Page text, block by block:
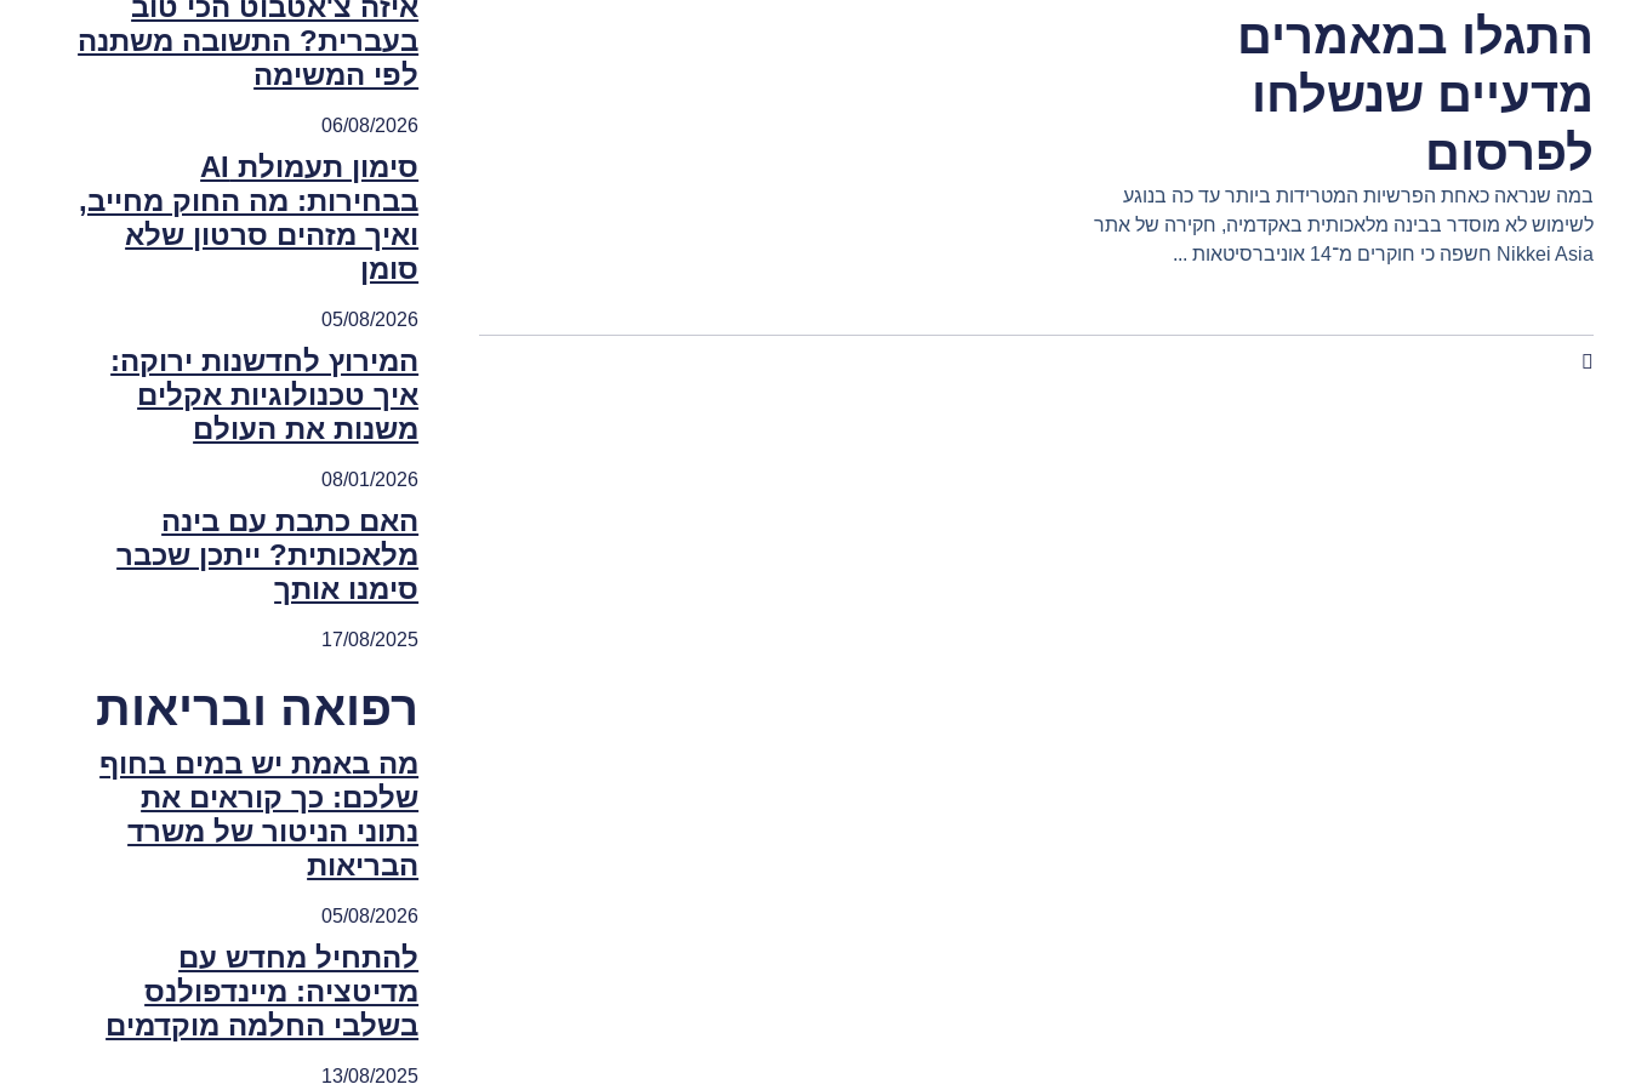
התגלו במאמרים
מדעיים שנשלחו
לפרסום
במה שנראה כאחת הפרשיות המטרידות ביותר עד כה בנוגע
לשימוש לא מוסדר בבינה מלאכותית באקדמיה, חקירה של אתר
Nikkei Asia חשפה כי חוקרים מ־14 אוניברסיטאות
איזה צ'אטבוט הכי טוב
בעברית? התשובה משתנה
לפי המשימה
06/08/2026
סימון תעמולת AI
בבחירות: מה החוק מחייב,
ואיך מזהים סרטון שלא
סומן
05/08/2026
המירוץ לחדשנות ירוקה:
איך טכנולוגיות אקלים
משנות את העולם
08/01/2026
האם כתבת עם בינה
מלאכותית? ייתכן שכבר
סימנו אותך
17/08/2025
רפואה ובריאות
מה באמת יש במים בחוף
שלכם: כך קוראים את
נתוני הניטור של משרד
הבריאות
05/08/2026
להתחיל מחדש עם
מדיטציה: מיינדפולנס
בשלבי החלמה מוקדמים
13/08/2025